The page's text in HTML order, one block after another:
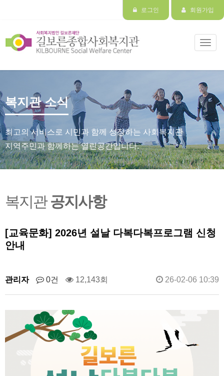
로그인 회원가입
복지관 소식
최고의 서비스로 시민과 함께 성장하는 사회복지관
지역주민과 함께하는 열린공간입니다.
복지관공지사항
[교육문화] 2026년 설날 다복다복프로그램 신청
안내
관리자 0건 12,143회 26-02-06 10:39